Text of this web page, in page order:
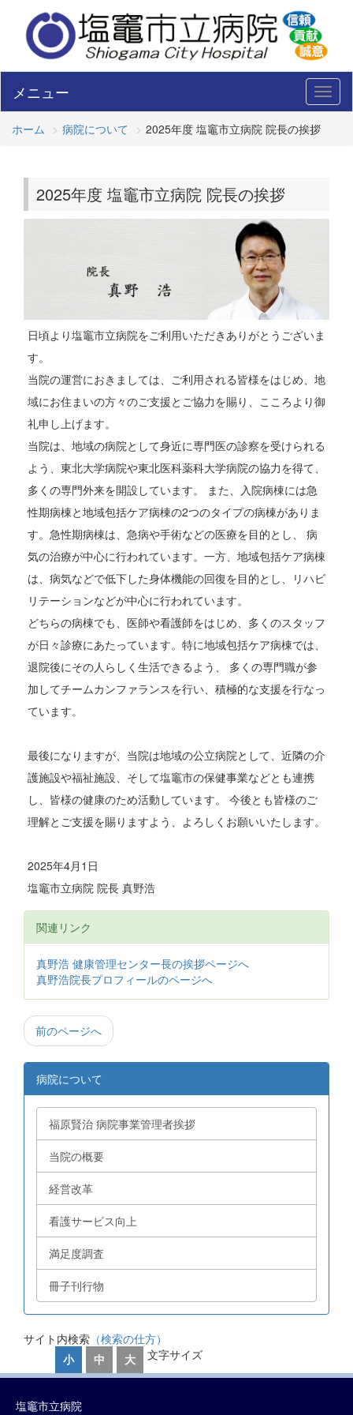
メニュー
ホーム 病院について 2025年度 塩竈市立病院 院長の挨拶
2025年度 塩竈市立病院 院長の挨拶
日頃より塩竈市立病院をご利用いただきありがとうございま
す。
当院の運営におきましては、ご利用される皆様をはじめ、地
域にお住まいの方々のご支援とご協力を賜り、こころより御
礼申し上げます。
当院は、地域の病院として身近に専門医の診察を受けられる
よう、東北大学病院や東北医科薬科大学病院の協力を得て、
多くの専門外来を開設しています。 また、入院病棟には急
性期病棟と地域包括ケア病棟の2つのタイプの病棟がありま
す。急性期病棟は、急病や手術などの医療を目的とし、 病
気の治療が中心に行われています。一方、地域包括ケア病棟
は、病気などで低下した身体機能の回復を目的とし、リハビ
リテーションなどが中心に行われています。
どちらの病棟でも、医師や看護師をはじめ、多くのスタッフ
が日々診療にあたっています。特に地域包括ケア病棟では、
退院後にその人らしく生活できるよう、 多くの専門職が参
加してチームカンファランスを行い、積極的な支援を行なっ
ています。
最後になりますが、当院は地域の公立病院として、近隣の介
護施設や福祉施設、そして塩竈市の保健事業などとも連携
し、皆様の健康のため活動しています。 今後とも皆様のご
理解とご支援を賜りますよう、よろしくお願いいたします。
2025年4月1日
塩竈市立病院 院長 真野浩
関連リンク
真野浩 健康管理センター長の挨拶ページへ
真野浩院長プロフィールのページへ
前のページへ
病院について
福原賢治 病院事業管理者挨拶
当院の概要
経営改革
看護サービス向上
満足度調査
冊子刊行物
サイト内検索 （検索の仕方）
小 中 大 文字サイズ
塩竈市立病院